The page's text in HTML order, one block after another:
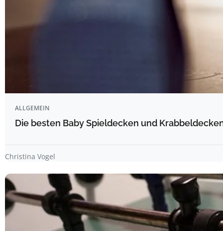
ALLGEMEIN
Die besten Baby Spieldecken und
Christina Vogel